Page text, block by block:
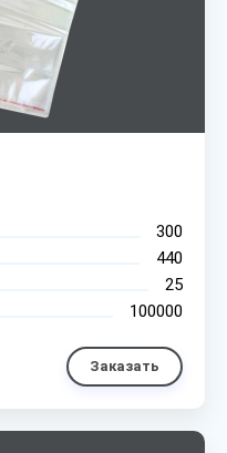
300
440
25
100000
Заказать